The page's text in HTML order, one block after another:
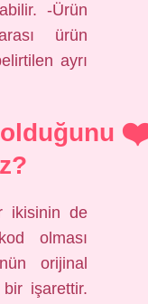
-Ürün
ürün
ayrı
ikisinin de
olması
orijinal
işarettir.